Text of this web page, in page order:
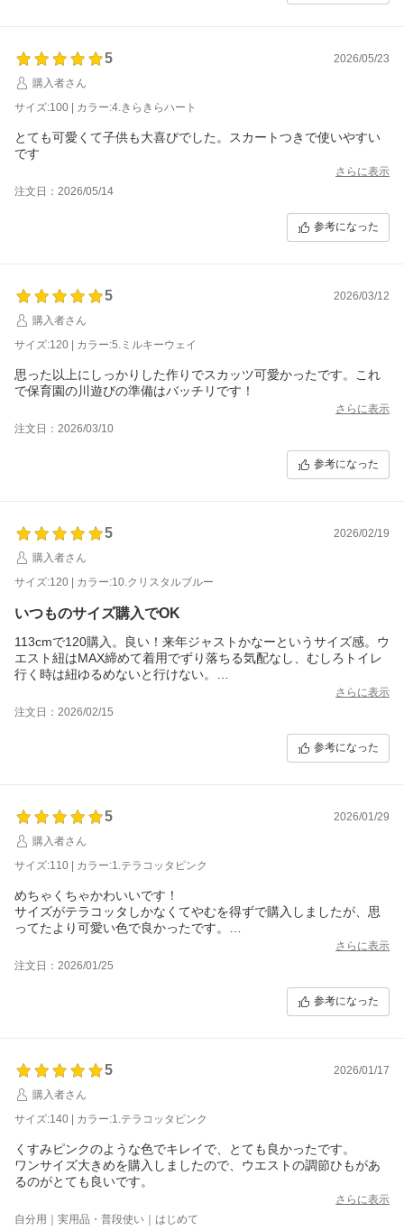
5
2026/05/23
購入者さん
サイズ:100 | カラー:4.きらきらハート
とても可愛くて子供も大喜びでした。スカートつきで使いやすい
です
さらに表示
注文日：2026/05/14
参考になった
5
2026/03/12
購入者さん
サイズ:120 | カラー:5.ミルキーウェイ
思った以上にしっかりした作りでスカッツ可愛かったです。これ
で保育園の川遊びの準備はバッチリです！
さらに表示
注文日：2026/03/10
参考になった
5
2026/02/19
購入者さん
サイズ:120 | カラー:10.クリスタルブルー
いつものサイズ購入でOK
113cmで120購入。良い！来年ジャストかなーというサイズ感。ウ
エスト紐はMAX締めて着用でずり落ちる気配なし、むしろトイレ
行く時は紐ゆるめないと行けない。
さらに表示
注文日：2026/02/15
参考になった
5
2026/01/29
購入者さん
サイズ:110 | カラー:1.テラコッタピンク
めちゃくちゃかわいいです！
サイズがテラコッタしかなくてやむを得ずで購入しましたが、思
ってたより可愛い色で良かったです。
おっきすぎないか心配でしたが、紐で縛れば大丈夫そうでした！
さらに表示
注文日：2026/01/25
参考になった
5
2026/01/17
購入者さん
サイズ:140 | カラー:1.テラコッタピンク
くすみピンクのような色でキレイで、とても良かったです。
ワンサイズ大きめを購入しましたので、ウエストの調節ひもがあ
るのがとても良いです。
さらに表示
自分用｜実用品・普段使い｜はじめて